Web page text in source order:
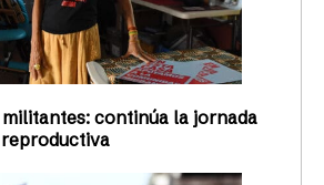
continúa la jornada